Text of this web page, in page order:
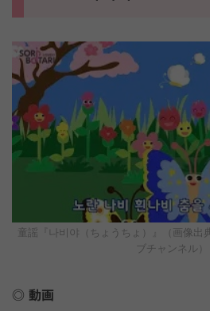
ー
童謡『나비야（ちょうちょ）』（画像出
ブチャンネル）
動画